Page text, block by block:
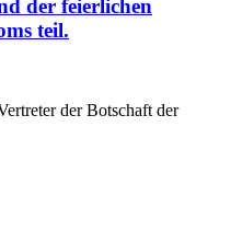
der feierlichen
teil.
der Botschaft der